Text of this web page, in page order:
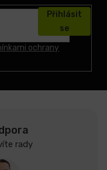
ochrany
Přihlásit
se
rady